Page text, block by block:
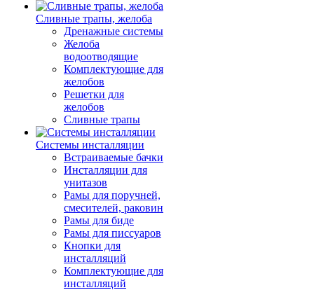
Сливные трапы, желоба
Дренажные системы
Желоба
водоотводящие
Комплектующие для
желобов
Решетки для
желобов
Сливные трапы
Системы инсталляции
Встраиваемые бачки
Инсталляции для
унитазов
Рамы для поручней,
смесителей, раковин
Рамы для биде
Рамы для писсуаров
Кнопки для
инсталляций
Комплектующие для
инсталляций